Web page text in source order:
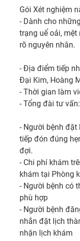
Gói Xét nghiệm
- Dành cho
trạng uể oải,
rõ nguyên nhân.
- Địa điểm tiếp
Đại Kim, Hoàng
- Thời gian làm
- Tổng đài tư
- Người bệnh đặt
tiếp đón đúng
đợi.
- Chi phí khám
khám tại Phòng
- Người bệnh có
phù hợp
- Người bệnh
nhắn đặt lịch